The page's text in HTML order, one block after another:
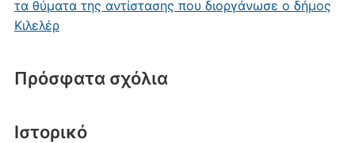
τα θύματα της αντίστασης που διοργάνωσε ο δήμος
Κιλελέρ
Πρόσφατα σχόλια
Ιστορικό